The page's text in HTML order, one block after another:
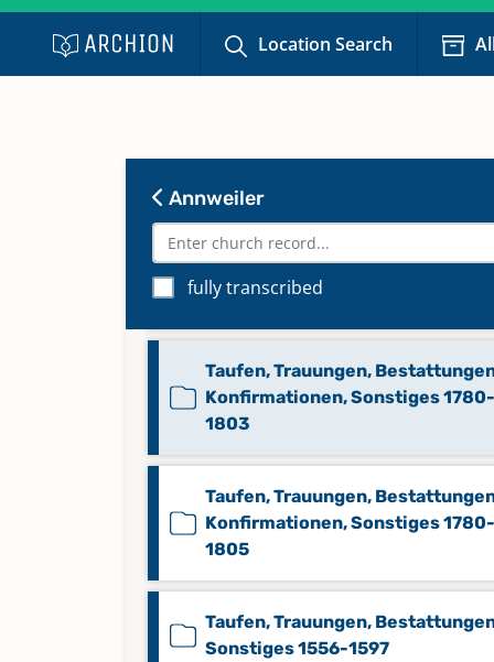
Location Search
Annweiler
fully transcribed
Taufen, Trauungen,
1775-1798
1779
Konfirmationen 1803-1817
Taufen, Trauungen,
Konfirmationen, Sonstiges 1780-
1803
Taufen, Trauungen,
Konfirmationen, Sonstiges 1780-
1805
Taufen, Trauungen,
Sonstiges 1556-1597